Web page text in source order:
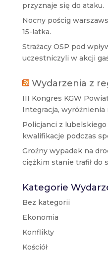
przyznaje się do ataku.
Nocny pościg
15-latka.
Strażacy OSP pod
uczestniczyli w akcji
Wydarzenia z
III Kongres KGW
Integracja, wyróżnienia
Policjanci z
kwalifikacje podczas
Groźny wypadek na
ciężkim stanie trafił do
Kategorie
Bez kategorii
Ekonomia
Konflikty
Kościół